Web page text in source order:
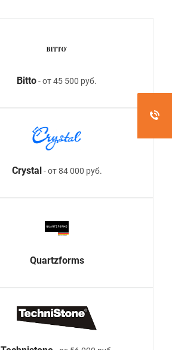
Bitto- от 45 500 руб.
Crystal - от 84 000 руб.
Quartzforms